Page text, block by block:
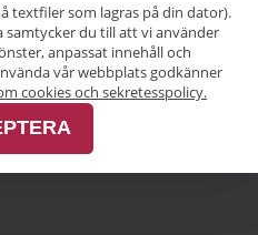
Göteborg
Malmö
Skåne
textfiler som lagras på din dator).
samtycker du till att vi använder
anpassat innehåll och
vår webbplats godkänner
cookies och sekretesspolicy.